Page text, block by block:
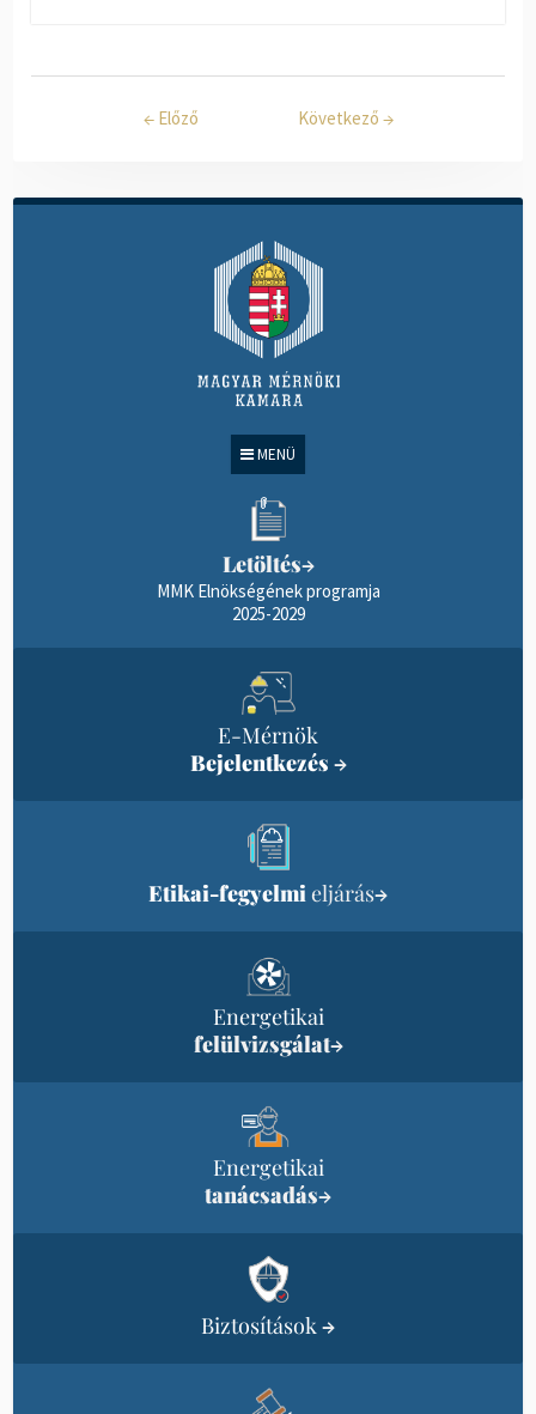
MENÜ
Letöltés→
MMK Elnökségének programja
2025-2029
E-Mérnök
Bejelentkezés →
Etikai-fegyelmieljárás→
Energetikai
felülvizsgálat→
Energetikai
tanácsadás→
Biztosítások →
← Előző Következő →